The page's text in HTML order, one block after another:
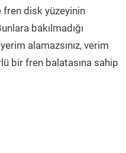
fren disk yüzeyinin
bakılmadığı
alamazsınız, verim
bir fren balatasına sahip